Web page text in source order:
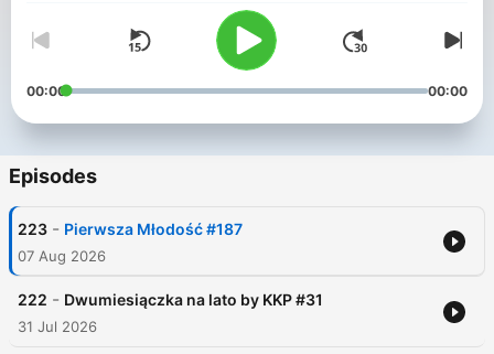
00:00 00:00
Episodes
223 - Pierwsza Młodość #187
07 Aug 2026
222 - Dwumiesiączka na lato by KKP #31
31 Jul 2026